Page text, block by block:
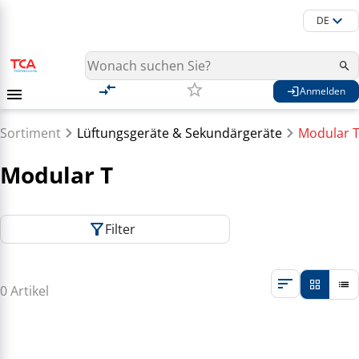
DE
Anmelden
Sortiment Lüftungsgeräte & Sekundärgeräte Modular T
Modular T
Filter
0 Artikel